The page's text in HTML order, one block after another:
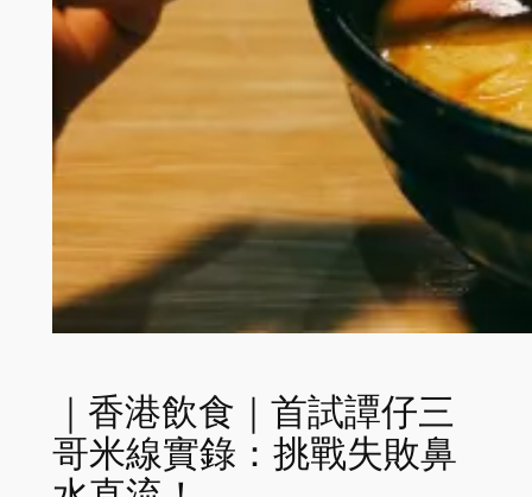
｜香港飲食｜首試譚仔三
哥米線實錄：挑戰失敗鼻